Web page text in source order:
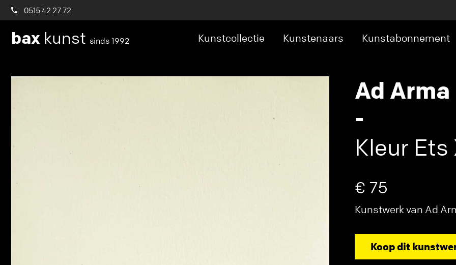
0515 42 27 72
bax kunst sinds 1992 Kunstcollectie Kunstenaars Kunstabonnement
Ad Arma
-
Kleur Ets
€ 75
Kunstwerk van Ad
Koop dit